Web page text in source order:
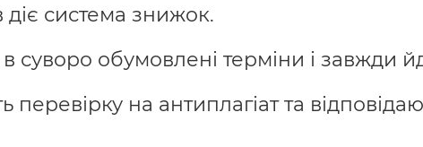
діє система знижок.
обумовлені терміни і завжди
на антиплагіат та